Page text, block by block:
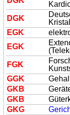
DGK
EGK
EGK
FGK
GGK
GK B
GK B
GKG